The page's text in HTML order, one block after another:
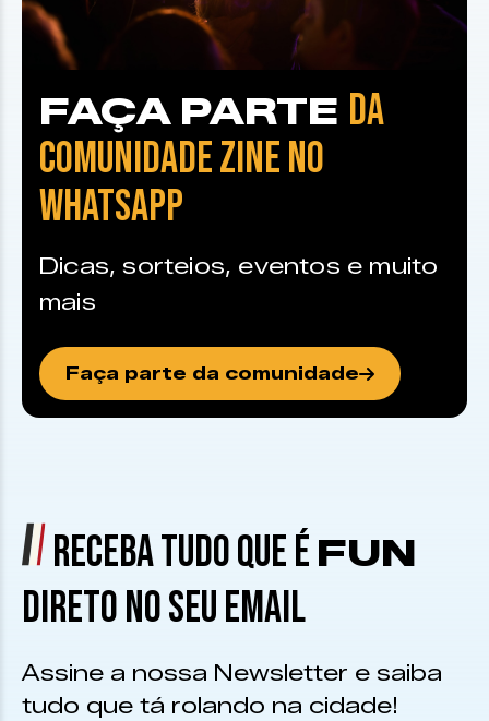
FAÇA PARTE DA
COMUNIDADE ZINE NO
WHATSAPP
Dicas, sorteios, eventos e muito
mais
Faça parte da comunidade
RECEBA TUDO QUE É FUN
DIRETO NO SEU EMAIL
Assine a nossa Newsletter e saiba
tudo que tá rolando na cidade!